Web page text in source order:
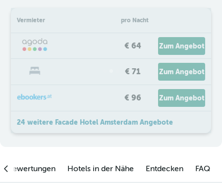
Vermieter pro Nacht
€ 64 Zum Angebot
€ 71 Zum Angebot
€ 96 Zum Angebot
24 weitere Facade Hotel Amsterdam Angebote
Hotels in der Nähe Entdecken FAQ